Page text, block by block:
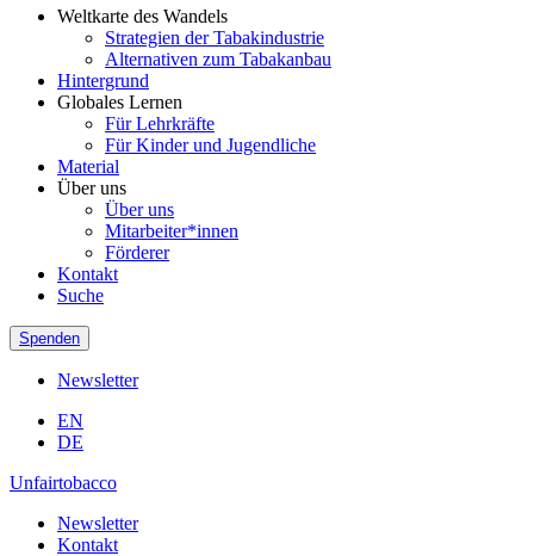
Weltkarte des Wandels
Strategien der Tabakindustrie
Alternativen zum Tabakanbau
Hintergrund
Globales Lernen
Für Lehrkräfte
Für Kinder und Jugendliche
Material
Über uns
Über uns
Mitarbeiter*innen
Förderer
Kontakt
Suche
Spenden
Newsletter
EN
DE
Unfairtobacco
Newsletter
Kontakt